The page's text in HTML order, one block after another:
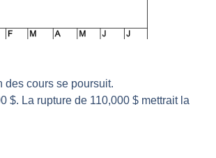
Bernard Prats-Desclaux – Market Movers
Prats-Desclaux – Market Movers
| Philippe Lhermie – Flash Forex
Philippe Lhermie – Flash Forex
des cours se poursuit.
$. La rupture de 110,000 $ mettrait la